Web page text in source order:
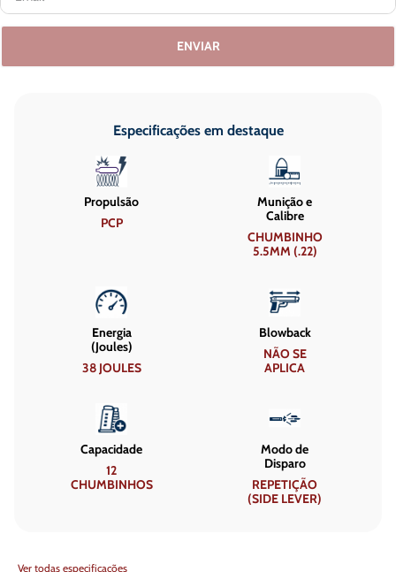
ENVIAR
Especificações em destaque
Propulsão
PCP
Munição e
Calibre
CHUMBINHO
5.5MM (.22)
Energia
(Joules)
38 JOULES
Blowback
NÃO SE
APLICA
Capacidade
12
CHUMBINHOS
Modo de
Disparo
REPETIÇÃO
(SIDE LEVER)
Ver todas especificações